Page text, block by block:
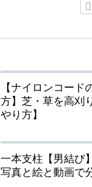
【ナイロンコード
方】芝・草を高刈
やり方】
一本支柱【男結び
写真と絵と動画で